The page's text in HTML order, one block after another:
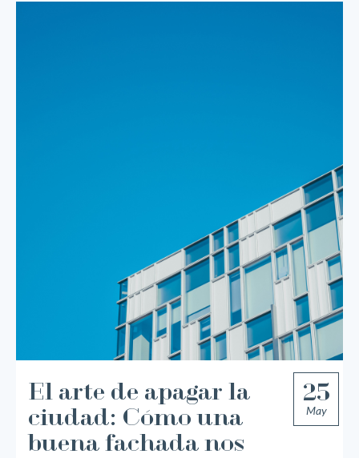
He leído y acepto lostérminos y condiciones
El arte de apagar la
ciudad: Cómo una
buena fachada nos
25
May